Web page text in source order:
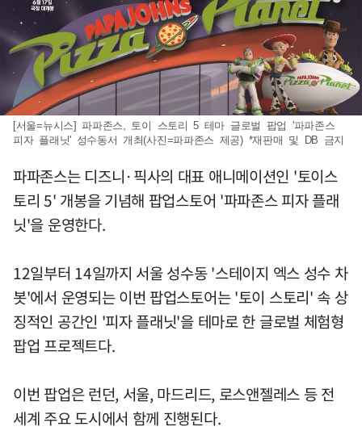
[서울=뉴시스] 파파존스, 토이 스토리 5 테마 글로벌 팝업 '파파존스
피자 플래닛' 성수동서 개최(사진=파파존스 제공) *재판매 및 DB 금지
파파존스는 디즈니·픽사의 대표 애니메이션인 '토이스
토리 5' 개봉을 기념해 팝업스토어 '파파존스 피자 플래
닛'을 운영한다.
12일부터 14일까지 서울 성수동 '스테이지 엑스 성수 차
봇'에서 운영되는 이번 팝업스토어는 '토이 스토리' 속 상
징적인 공간인 '피자 플래닛'을 테마로 한 글로벌 체험형
팝업 프로젝트다.
이번 팝업은 런던, 서울, 마드리드, 로스앤젤레스 등 전
세계 주요 도시에서 함께 진행된다.